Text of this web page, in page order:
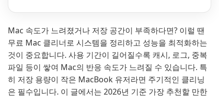
Mac 속도가 느려졌거나 저장 공간이 부족하다면? 이럴 땐
무료 Mac 클리너로 시스템을 정리하고 성능을 최적화하는
것이 중요합니다. 사용 기간이 길어질수록 캐시, 로그, 중복
파일 등이 쌓여 Mac의 반응 속도가 느려질 수 있습니다. 특
히 저장 용량이 작은 MacBook 유저라면 주기적인 클리닝
은 필수입니다. 이 글에서는 2026년 기준 가장 추천할 만한